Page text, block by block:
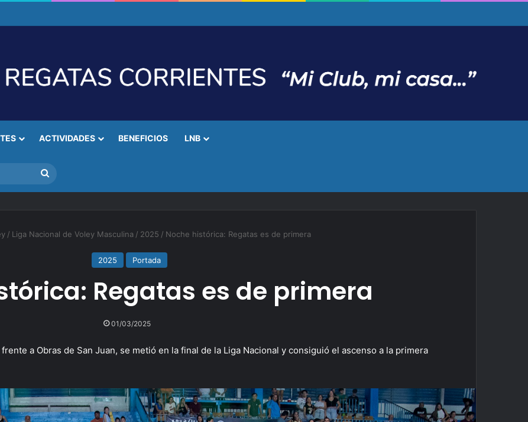
ACTIVIDADES BENEFICIOS LNB
Buscar
/ Liga Nacional de Voley Masculina / 2025 / Noche histórica: Regatas es de primera
2025 Portada
Regatas es de primera
01/03/2025
a Obras de San Juan, se metió en la final de la Liga Nacional y consiguió el ascenso a la primera